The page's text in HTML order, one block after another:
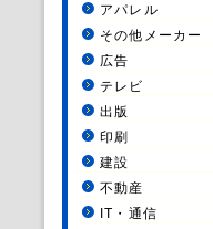
アパレル
その他メーカー
広告
テレビ
出版
印刷
建設
不動産
IT・通信